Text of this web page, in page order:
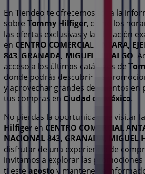
En Tiendeo te ofrecemos toda la
sobre Tommy Hilfiger, como los
las ofertas exclusivas y la ubicación
en CENTRO COMERCIAL ANTARA,
843, GRANADA, MIGUEL HIDALGO.
acceso a los últimos catálogos de
donde podrás descubrir las
y aprovechar grandes descuentos en
tus compras en Ciudad de México.
No pierdas la oportunidad de visitar
Hilfiger en CENTRO COMERCIAL
NACIONAL 843, GRANADA, MIGUEL
disfrutar de una experiencia de
invitamos a explorar las
ti este agosto y mantenerte